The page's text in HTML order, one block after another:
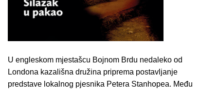
U engleskom mjestašcu Bojnom Brdu nedaleko od
Londona kazališna družina priprema postavljanje
predstave lokalnog pjesnika Petera Stanhopea. Među